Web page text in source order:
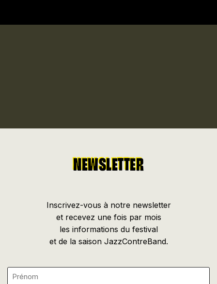
NEWSLETTER
Inscrivez-vous à notre newsletter
et recevez une fois par mois
les informations du festival
et de la saison JazzContreBand.